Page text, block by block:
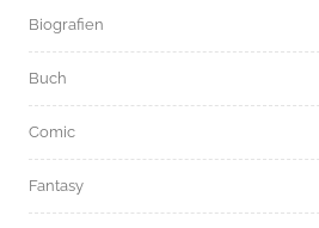
Biografien
Buch
Comic
Fantasy